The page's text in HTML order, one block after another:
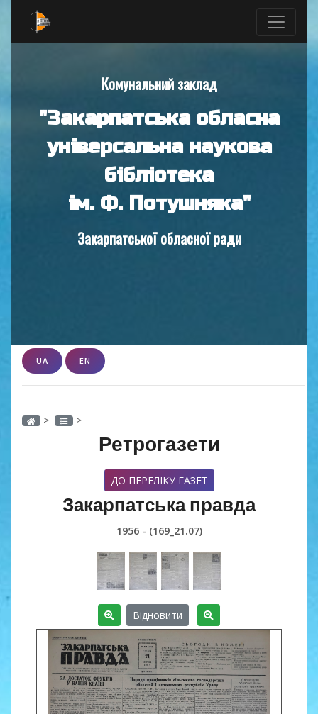
Комунальний заклад
"Закарпатська обласна
універсальна наукова
бібліотека
ім. Ф. Потушняка"
Закарпатської обласної ради
UA EN
> >
Ретрогазети
ДО ПЕРЕЛІКУ ГАЗЕТ
Закарпатська правда
1956 - (169_21.07)
Відновити